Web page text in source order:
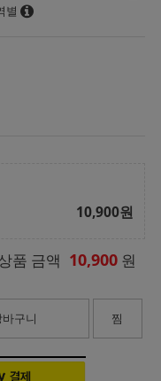
별
10,900원
품 금액 10,900 원
바구니 찜